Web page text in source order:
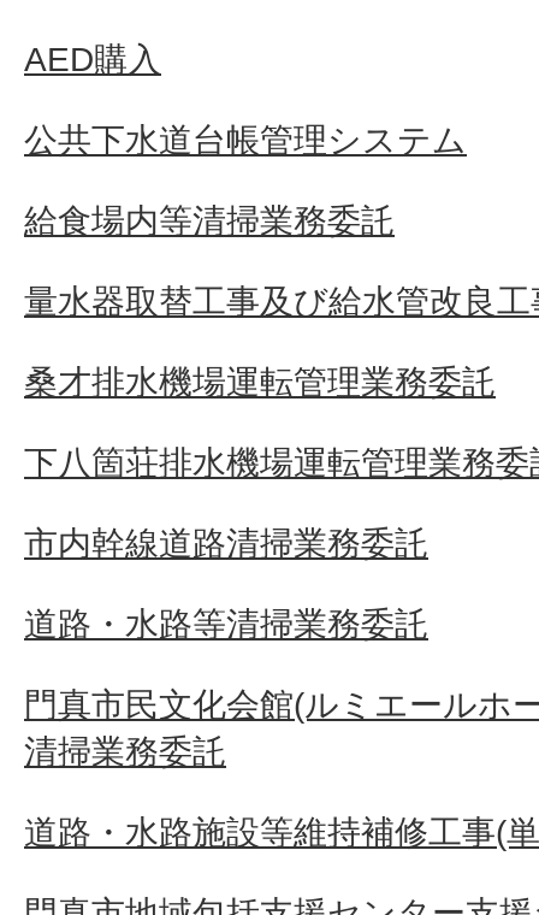
AED購入
公共下水道台帳管理システム
給食場内等清掃業務委託
量水器取替工事及び給水管改良
桑才排水機場運転管理業務委託
下八箇荘排水機場運転管理業務委
市内幹線道路清掃業務委託
道路・水路等清掃業務委託
門真市民文化会館(ルミエールホ
清掃業務委託
道路・水路施設等維持補修工事(